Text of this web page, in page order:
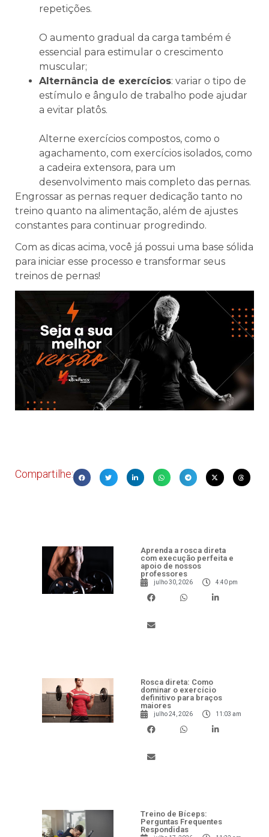
repetições.
O aumento gradual da carga também é
essencial para estimular o crescimento
muscular;
Alternância de exercícios: variar o tipo de
estímulo e ângulo de trabalho pode ajudar
a evitar platôs.
Alterne exercícios compostos, como o
agachamento, com exercícios isolados, como
a cadeira extensora, para um
desenvolvimento mais completo das pernas.
Engrossar as pernas requer dedicação tanto no
treino quanto na alimentação, além de ajustes
constantes para continuar progredindo.
Com as dicas acima, você já possui uma base sólida
para iniciar esse processo e transformar seus
treinos de pernas!
Compartilhe:
Aprenda a rosca direta
com execução perfeita e
apoio de nossos
professores
julho 30, 2026 4:40 pm
Rosca direta: Como
dominar o exercício
definitivo para braços
maiores
julho 24, 2026 11:03 am
Treino de Bíceps:
Perguntas Frequentes
Respondidas